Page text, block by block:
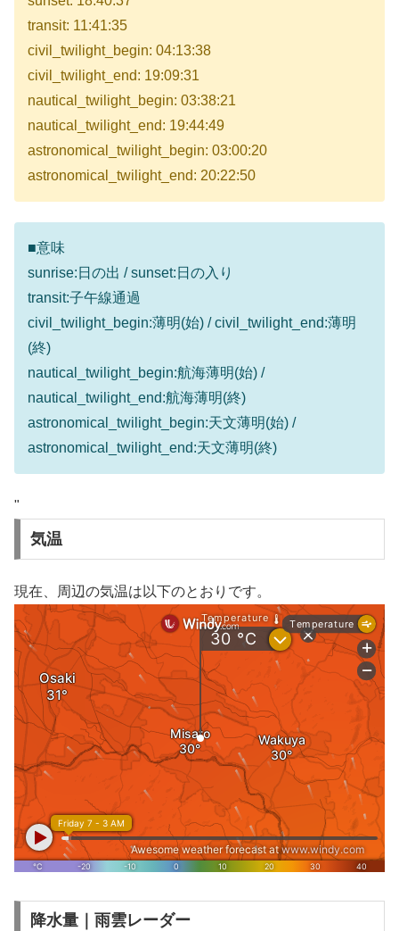
transit: 11:41:35
civil_twilight_begin: 04:13:38
civil_twilight_end: 19:09:31
nautical_twilight_begin: 03:38:21
nautical_twilight_end: 19:44:49
astronomical_twilight_begin: 03:00:20
astronomical_twilight_end: 20:22:50
■意味
sunrise:日の出 / sunset:日の入り
transit:子午線通過
civil_twilight_begin:薄明(始) / civil_twilight_end:薄明
(終)
nautical_twilight_begin:航海薄明(始) /
nautical_twilight_end:航海薄明(終)
astronomical_twilight_begin:天文薄明(始) /
astronomical_twilight_end:天文薄明(終)
"
気温
現在、周辺の気温は以下のとおりです。
降水量｜雨雲レーダー